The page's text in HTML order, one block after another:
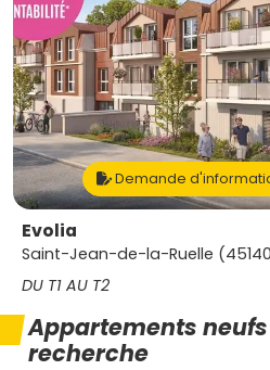
Demande
Evolia
Saint-Jean-de-la-Ruelle
DU T1 AU T2
Appartements
recherche